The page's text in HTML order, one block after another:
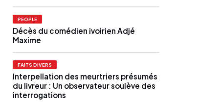
PEOPLE
Décès du comédien ivoirien Adjé
Maxime
FAITS DIVERS
Interpellation des meurtriers présumés
du livreur : Un observateur soulève des
interrogations